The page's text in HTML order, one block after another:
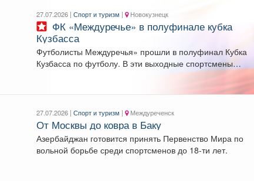
27.07.2026 |Спорт и туризм | Новокузнецк
Кузбасса
Футболисты Междуречья» прошли в полуфинал Кубка
Кузбасса по футболу. В эти выходные спортсмены
27.07.2026 |Спорт и туризм | Междуреченск
От Москвы до ковра в Баку
Азербайджан готовится принять Первенство Мира по
вольной борьбе среди спортсменов до 18-ти лет.